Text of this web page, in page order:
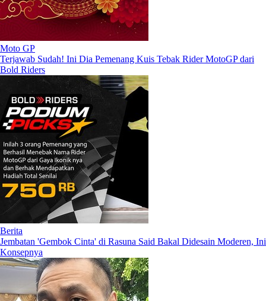
Moto GP
Terjawab Sudah! Ini Dia Pemenang Kuis Tebak Rider MotoGP dari
Bold Riders
Berita
Jembatan 'Gembok Cinta' di Rasuna Said Bakal Didesain Moderen, Ini
Konsepnya